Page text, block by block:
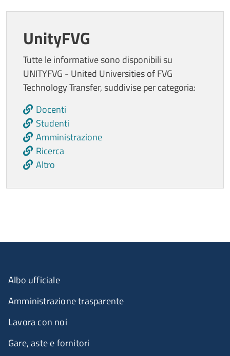
UnityFVG
Tutte le informative sono disponibili su
UNITYFVG - United Universities of FVG
Technology Transfer, suddivise per categoria:
Docenti
Studenti
Amministrazione
Ricerca
Altro
Albo ufficiale
Amministrazione trasparente
Lavora con noi
Gare, aste e fornitori